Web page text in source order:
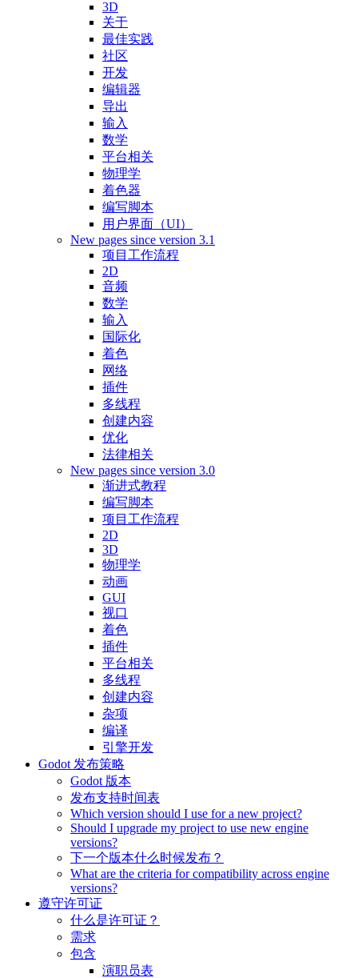
3D
关于
最佳实践
社区
开发
编辑器
导出
输入
数学
平台相关
物理学
着色器
编写脚本
用户界面（UI）
New pages since version 3.1
项目工作流程
2D
音频
数学
输入
国际化
着色
网络
插件
多线程
创建内容
优化
法律相关
New pages since version 3.0
渐进式教程
编写脚本
项目工作流程
2D
3D
物理学
动画
GUI
视口
着色
插件
平台相关
多线程
创建内容
杂项
编译
引擎开发
Godot 发布策略
Godot 版本
发布支持时间表
Which version should I use for a new project?
Should I upgrade my project to use new engine
versions?
下一个版本什么时候发布？
What are the criteria for compatibility across engine
versions?
遵守许可证
什么是许可证？
需求
包含
演职员表